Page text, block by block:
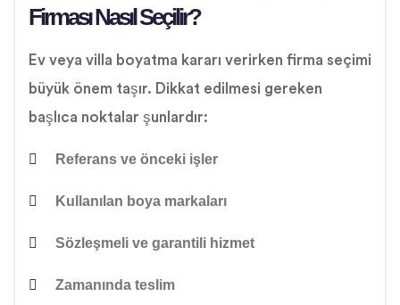
Firması Nasıl Seçilir?
Ev veya villa boyatma kararı verirken firma seçimi
büyük önem taşır. Dikkat edilmesi gereken
başlıca noktalar şunlardır:
Referans ve önceki işler
Kullanılan boya markaları
Sözleşmeli ve garantili hizmet
Zamanında teslim